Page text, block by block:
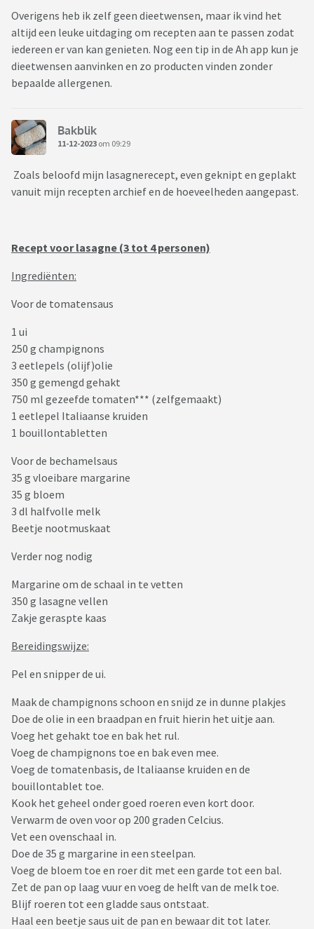
Overigens heb ik zelf geen dieetwensen, maar ik vind het
altijd een leuke uitdaging om recepten aan te passen zodat
iedereen er van kan genieten. Nog een tip in de Ah app kun je
dieetwensen aanvinken en zo producten vinden zonder
bepaalde allergenen.
Bakblik
11-12-2023 om 09:29
Zoals beloofd mijn lasagnerecept, even geknipt en geplakt
vanuit mijn recepten archief en de hoeveelheden aangepast.
Recept voor lasagne (3 tot 4 personen)
Ingrediënten:
Voor de tomatensaus
1 ui
250 g champignons
3 eetlepels (olijf)olie
350 g gemengd gehakt
750 ml gezeefde tomaten*** (zelfgemaakt)
1 eetlepel Italiaanse kruiden
1 bouillontabletten
Voor de bechamelsaus
35 g vloeibare margarine
35 g bloem
3 dl halfvolle melk
Beetje nootmuskaat
Verder nog nodig
Margarine om de schaal in te vetten
350 g lasagne vellen
Zakje geraspte kaas
Bereidingswijze:
Pel en snipper de ui.
Maak de champignons schoon en snijd ze in dunne plakjes
Doe de olie in een braadpan en fruit hierin het uitje aan.
Voeg het gehakt toe en bak het rul.
Voeg de champignons toe en bak even mee.
Voeg de tomatenbasis, de Italiaanse kruiden en de
bouillontablet toe.
Kook het geheel onder goed roeren even kort door.
Verwarm de oven voor op 200 graden Celcius.
Vet een ovenschaal in.
Doe de 35 g margarine in een steelpan.
Voeg de bloem toe en roer dit met een garde tot een bal.
Zet de pan op laag vuur en voeg de helft van de melk toe.
Blijf roeren tot een gladde saus ontstaat.
Haal een beetje saus uit de pan en bewaar dit tot later.